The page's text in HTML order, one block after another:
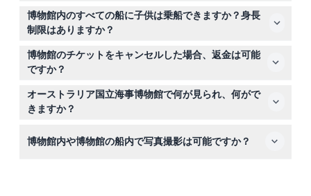
覆われた平らで快適な靴を履くのが最適です。船内ではハ
イヒールは許可されておらず、安全面からつま先の出た
靴、サンダル、ビーチサンダルは推奨されません。
博物館内のすべての船に子供は乗船できますか？身長
制限はありますか？
子供はHMBエンデバーのレプリカ、潜水艦HMASオンスロ
ー、一部の来訪船に乗船するには少なくとも90センチの
身長が必要です。12歳以下の子供は全ての船に乗船する際
に大人の同伴が必須です。
博物館のチケットをキャンセルした場合、返金は可能
ですか？
チケットは返金不可でキャンセルできませんので、予約し
た日時に必ずご利用ください。
オーストラリア国立海事博物館で何が見られ、何がで
きますか？
甲板、そして世界最速のボート「スピリット・オブ・オー
博物館内や博物館の船内で写真撮影は可能ですか？